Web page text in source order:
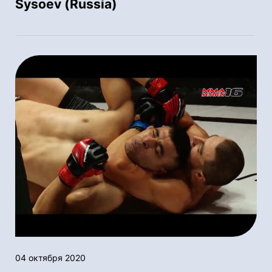
Sysoev (Russia)
04 октября 2020